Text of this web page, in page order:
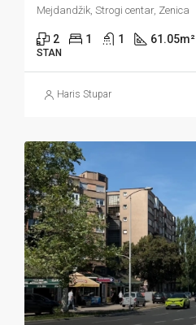
Mejdandžik, Strogi centar, Zenica
2 1 1 61.05m²
STAN
Haris Stupar